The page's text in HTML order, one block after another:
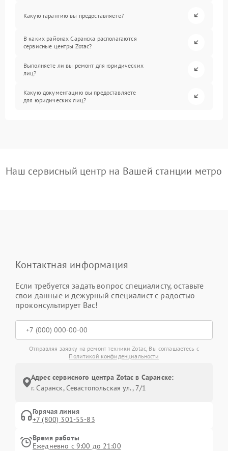
Какую гарантию вы предоставляете?
В каких районах Саранска располагаются
сервисные центры Zotac?
Выполняете ли вы ремонт для юридических
лиц?
Какую документацию вы предоставляете
для юридических лиц?
Наш сервисный центр на Вашей станции метро
Контактная информация
Если требуется задать вопрос специалисту, оставьте
свои данные и дежурный специалист с радостью
проконсультирует Вас!
Отправляя заявку на ремонт техники Zotac, Вы соглашаетесь с
Политикой конфиденциальности
Адрес сервисного центра Zotac в Саранске:
г. Саранск, Севастопольская ул., 7/1
Горячая линия
+7 (800) 301-55-83
Время работы
Ежедневно с 9:00 до 21:00